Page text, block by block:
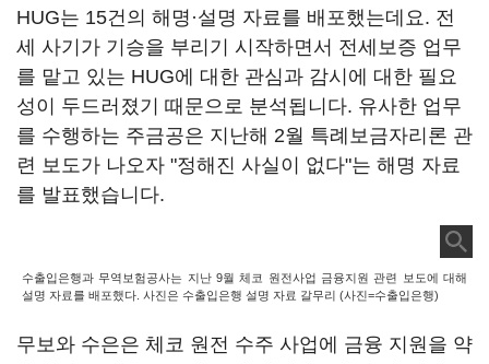
HUG는 15건의 해명·설명 자료를 배포했는데요. 전
세 사기가 기승을 부리기 시작하면서 전세보증 업무
를 맡고 있는 HUG에 대한 관심과 감시에 대한 필요
성이 두드러졌기 때문으로 분석됩니다. 유사한 업무
를 수행하는 주금공은 지난해 2월 특례보금자리론 관
련 보도가 나오자 "정해진 사실이 없다"는 해명 자료
를 발표했습니다.
수출입은행과 무역보험공사는 지난 9월 체코 원전사업 금융지원 관련 보도에 대해
설명 자료를 배포했다. 사진은 수출입은행 설명 자료 갈무리 (사진=수출입은행)
무보와 수은은 체코 원전 수주 사업에 금융 지원을 약